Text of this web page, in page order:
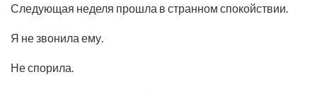
Следующая неделя прошла в странном спокойствии.
Я не звонила ему.
Не спорила.